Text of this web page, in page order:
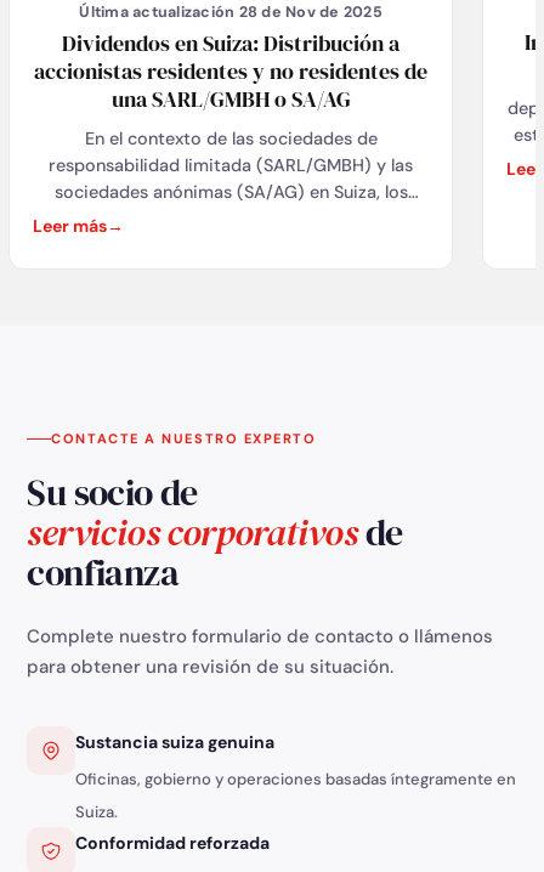
Última actualización 28 de Nov de 2025
Dividendos en Suiza: Distribución a
accionistas residentes y no residentes de
una SARL/GMBH o SA/AG
En el contexto de las sociedades de
responsabilidad limitada (SARL/GMBH) y las
sociedades anónimas (SA/AG) en Suiza, los
dividendos representan la parte de los
Leer más
CONTACTE A NUESTRO EXPERTO
Su socio de
servicios corporativosde
confianza
Complete nuestro formulario de contacto o llámenos
para obtener una revisión de su situación.
Sustancia suiza genuina
Oficinas, gobierno y operaciones basadas íntegramente en
Suiza.
Conformidad reforzada